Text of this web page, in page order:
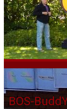
BOS-